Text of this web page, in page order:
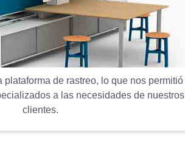
plataforma de rastreo, lo que nos permitió
a las necesidades de nuestros
clientes.